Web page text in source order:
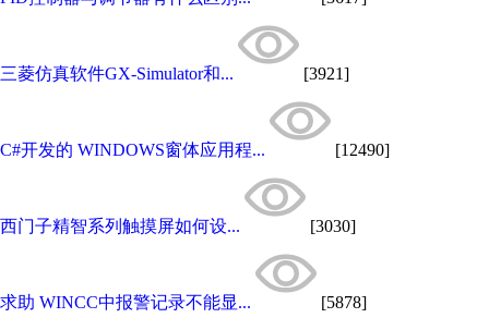
三菱仿真软件GX-Simulator和... [3921]
C#开发的 WINDOWS窗体应用程... [12490]
西门子精智系列触摸屏如何设... [3030]
求助 WINCC中报警记录不能显... [5878]